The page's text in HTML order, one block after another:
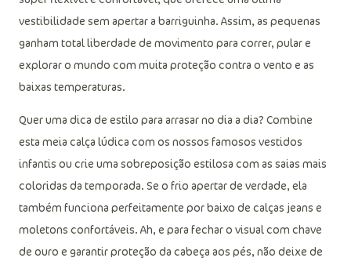
vestibilidade sem apertar a barriguinha. Assim, as pequenas
ganham total liberdade de movimento para correr, pular e
explorar o mundo com muita proteção contra o vento e as
baixas temperaturas.
Quer uma dica de estilo para arrasar no dia a dia? Combine
esta meia calça lúdica com os nossos famosos vestidos
infantis ou crie uma sobreposição estilosa com as saias mais
coloridas da temporada. Se o frio apertar de verdade, ela
também funciona perfeitamente por baixo de calças jeans e
moletons confortáveis. Ah, e para fechar o visual com chave
de ouro e garantir proteção da cabeça aos pés, não deixe de